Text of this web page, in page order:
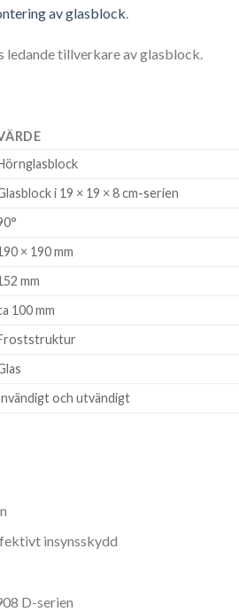
av glasblock
ledande tillverkare av glasblock.
i 19 × 19 × 8 cm-serien
× 190 mm
mm
100 mm
och utvändigt
insynsskydd
D-serien